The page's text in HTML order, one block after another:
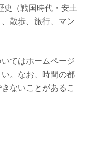
史（戦国時代・安土
散歩、旅行、マン
てはホームページ
。なお、時間の都
ないことがあるこ